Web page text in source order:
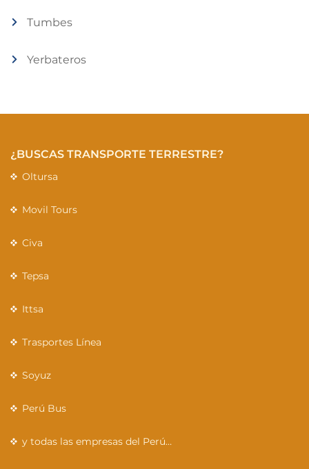
Tumbes
Yerbateros
¿BUSCAS TRANSPORTE TERRESTRE?
Oltursa
Movil Tours
Civa
Tepsa
Ittsa
Trasportes Línea
Soyuz
Perú Bus
y todas las empresas del Perú…